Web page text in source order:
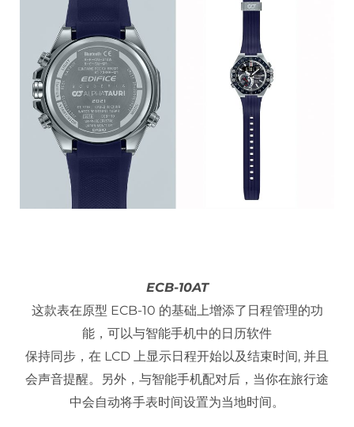
ECB-10AT
这款表在原型 ECB-10 的基础上增添了日程管理的功
能，可以与智能手机中的日历软件
保持同步，在 LCD 上显示日程开始以及结束时间, 并且
会声音提醒。另外，与智能手机配对后，当你在旅行途
中会自动将手表时间设置为当地时间。